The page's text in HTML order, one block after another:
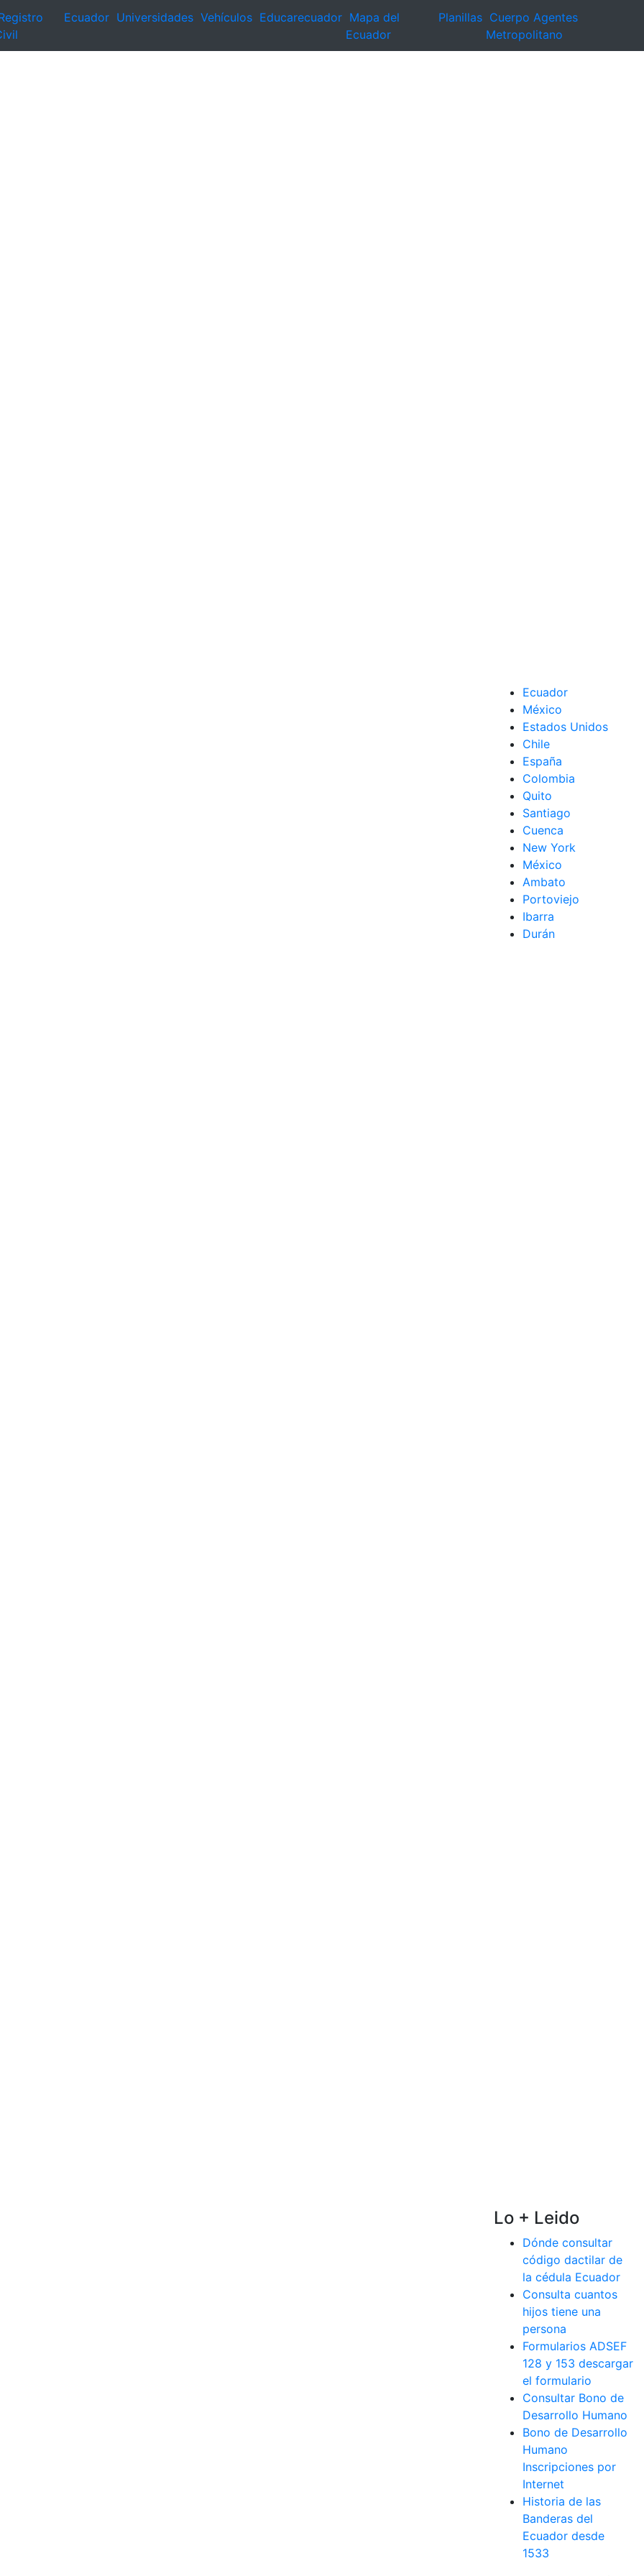
Ecuador Universidades Vehículos Educarecuador Mapa del
Ecuador
Planillas Cuerpo Agentes
Metropolitano
Ecuador
México
Estados Unidos
Chile
España
Colombia
Quito
Santiago
Cuenca
New York
México
Ambato
Portoviejo
Ibarra
Durán
Lo + Leido
Dónde consultar
código dactilar de
la cédula Ecuador
Consulta cuantos
hijos tiene una
persona
Formularios ADSEF
128 y 153 descargar
el formulario
Consultar Bono de
Desarrollo Humano
Bono de Desarrollo
Humano
Inscripciones por
Internet
Historia de las
Banderas del
Ecuador desde
1533